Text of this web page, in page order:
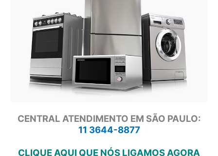
CENTRAL ATENDIMENTO EM SÃO PAULO:
11 3644-8877
CLIQUE AQUI QUE NÓS LIGAMOS AGORA